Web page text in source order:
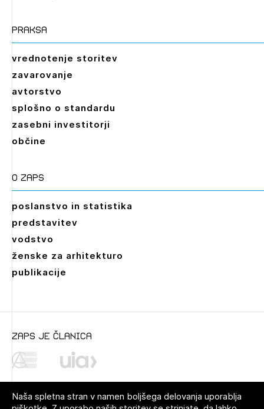
praksa
vrednotenje storitev
zavarovanje
avtorstvo
splošno o standardu
zasebni investitorji
občine
O zaps
poslanstvo in statistika
predstavitev
vodstvo
ženske za arhitekturo
publikacije
zaps je članica
Naša spletna stran v namen boljšega delovanja uporablja